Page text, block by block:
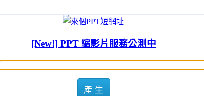
[New!] PPT 縮影片服務公測中
產 生